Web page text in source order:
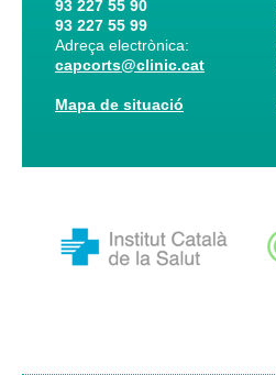
93 227 55 90
93 227 55 99
Adreça electrònica:
capcorts@clinic.cat
Mapa de situació